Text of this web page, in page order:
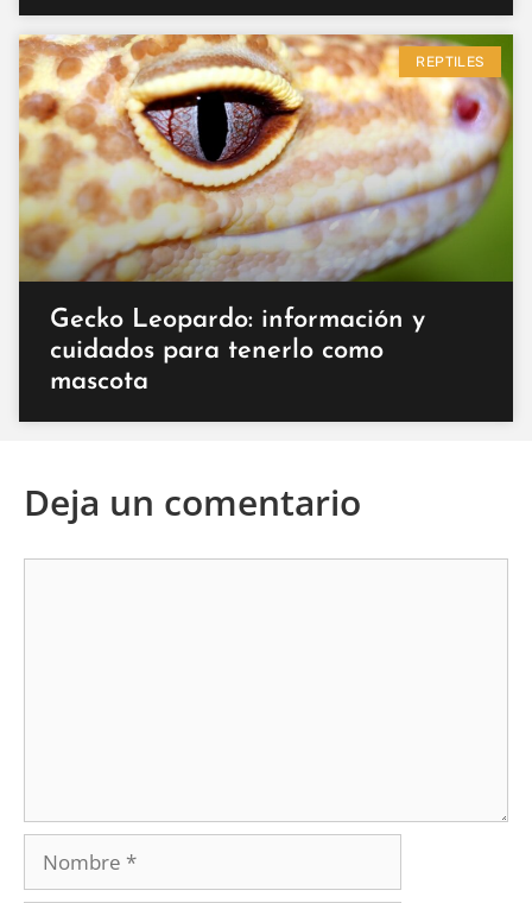
REPTILES
Gecko Leopardo: información y
cuidados para tenerlo como
mascota
Deja un comentario